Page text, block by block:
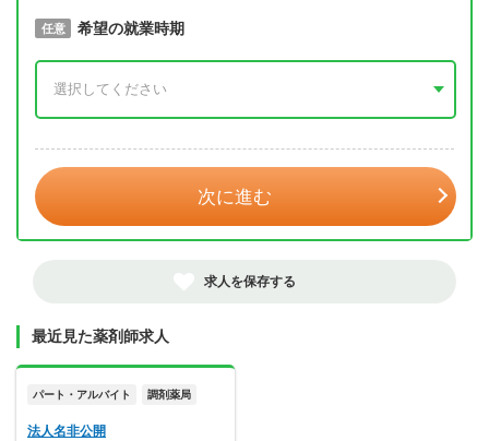
必須 取得予定年
任意 希望の就業時期
次に進む
求人を保存する
最近見た薬剤師求人
パート・アルバイト 調剤薬局
法人名非公開